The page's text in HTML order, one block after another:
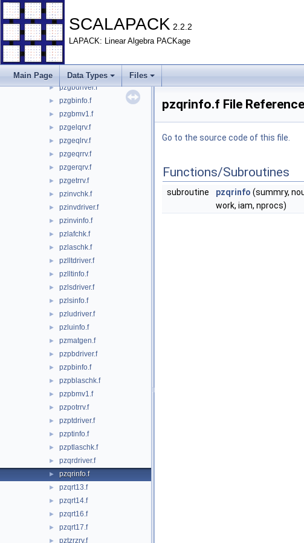
SCALAPACK 2.2.2
LAPACK: Linear Algebra PACKage
Main Page Data Types Files
► pzdbinfo.f
► pzdblaschk.f
► pzdbmv1.f
► pzdtdriver.f
► pzdtinfo.f
► pzdtlaschk.f
► pzgbdriver.f
► pzgbinfo.f
► pzgbmv1.f
► pzgelqrv.f
► pzgeqlrv.f
► pzgeqrrv.f
► pzgerqrv.f
► pzgetrrv.f
► pzinvchk.f
► pzinvdriver.f
► pzinvinfo.f
► pzlafchk.f
► pzlaschk.f
► pzlltdriver.f
► pzlltinfo.f
► pzlsdriver.f
► pzlsinfo.f
► pzludriver.f
► pzluinfo.f
► pzmatgen.f
► pzpbdriver.f
► pzpbinfo.f
► pzpblaschk.f
► pzpbmv1.f
► pzpotrrv.f
► pzptdriver.f
► pzptinfo.f
► pzptlaschk.f
► pzqrdriver.f
► pzqrinfo.f
► pzqrt13.f
► pzqrt14.f
► pzqrt16.f
► pzqrt17.f
► pztzrzrv.f
pzqrinfo.f File Reference
Go to the source code of this file.
Functions/Subroutines
subroutine pzqrinfo (summry,
work, iam, nprocs)